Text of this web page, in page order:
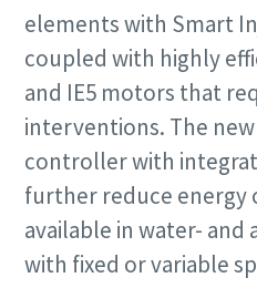
Catálogo de Productos
En este libro electrónico
sistema de aire comprimido.
energética puede reducir
además de ayudarle a reducir
través de esta guía, los
a sacar todo el potencial de
comprimido
Descargar Guía de
elements with Smart
coupled with highly
and IE5 motors that
interventions. The
controller with
further reduce energy
available in water- and
with fixed or variable